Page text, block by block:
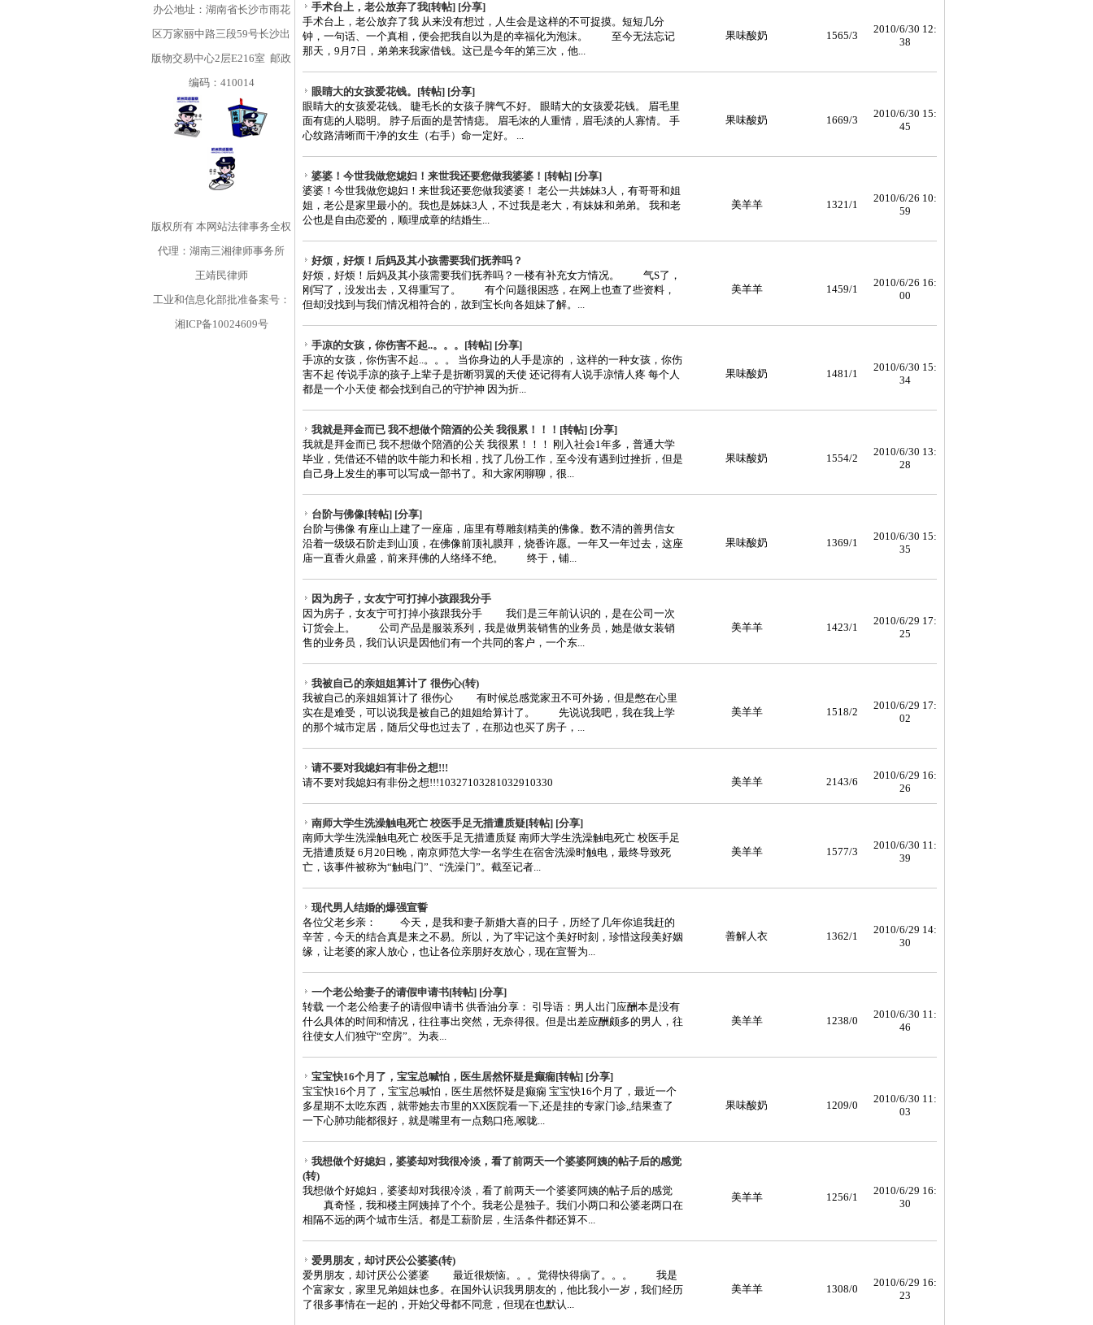
手术台上，老公放弃了我[转帖] [分享]
手术台上，老公放弃了我 从来没有想过，人生会是这样的不可捉摸。短短几分
钟，一句话、一个真相，便会把我自以为是的幸福化为泡沫。 至今无法忘记
那天，9月7日，弟弟来我家借钱。这已是今年的第三次，他...
果味酸奶 1565/3
2010/6/30 12:
38
眼睛大的女孩爱花钱。[转帖] [分享]
眼睛大的女孩爱花钱。 睫毛长的女孩子脾气不好。 眼睛大的女孩爱花钱。 眉毛里
面有痣的人聪明。 脖子后面的是苦情痣。 眉毛浓的人重情，眉毛淡的人寡情。 手
心纹路清晰而干净的女生（右手）命一定好。 ...
果味酸奶 1669/3
2010/6/30 15:
45
婆婆！今世我做您媳妇！来世我还要您做我婆婆！[转帖] [分享]
婆婆！今世我做您媳妇！来世我还要您做我婆婆！ 老公一共姊妹3人，有哥哥和姐
姐，老公是家里最小的。我也是姊妹3人，不过我是老大，有妹妹和弟弟。 我和老
公也是自由恋爱的，顺理成章的结婚生...
美羊羊 1321/1
2010/6/26 10:
59
好烦，好烦！后妈及其小孩需要我们抚养吗？
好烦，好烦！后妈及其小孩需要我们抚养吗？一楼有补充女方情况。 气S了，
刚写了，没发出去，又得重写了。 有个问题很困惑，在网上也查了些资料，
但却没找到与我们情况相符合的，故到宝长向各姐妹了解。...
美羊羊 1459/1
2010/6/26 16:
00
手凉的女孩，你伤害不起..。。。[转帖] [分享]
手凉的女孩，你伤害不起..。。。 当你身边的人手是凉的 ，这样的一种女孩，你伤
害不起 传说手凉的孩子上辈子是折断羽翼的天使 还记得有人说手凉情人疼 每个人
都是一个小天使 都会找到自己的守护神 因为折...
果味酸奶 1481/1
2010/6/30 15:
34
我就是拜金而已 我不想做个陪酒的公关 我很累！！！[转帖] [分享]
我就是拜金而已 我不想做个陪酒的公关 我很累！！！ 刚入社会1年多，普通大学
毕业，凭借还不错的吹牛能力和长相，找了几份工作，至今没有遇到过挫折，但是
自己身上发生的事可以写成一部书了。和大家闲聊聊，很...
果味酸奶 1554/2
2010/6/30 13:
28
台阶与佛像[转帖] [分享]
台阶与佛像 有座山上建了一座庙，庙里有尊雕刻精美的佛像。数不清的善男信女
沿着一级级石阶走到山顶，在佛像前顶礼膜拜，烧香许愿。一年又一年过去，这座
庙一直香火鼎盛，前来拜佛的人络绎不绝。 终于，铺...
果味酸奶 1369/1
2010/6/30 15:
35
因为房子，女友宁可打掉小孩跟我分手
因为房子，女友宁可打掉小孩跟我分手 我们是三年前认识的，是在公司一次
订货会上。 公司产品是服装系列，我是做男装销售的业务员，她是做女装销
售的业务员，我们认识是因他们有一个共同的客户，一个东...
美羊羊 1423/1
2010/6/29 17:
25
我被自己的亲姐姐算计了 很伤心(转)
我被自己的亲姐姐算计了 很伤心 有时候总感觉家丑不可外扬，但是憋在心里
实在是难受，可以说我是被自己的姐姐给算计了。 先说说我吧，我在我上学
的那个城市定居，随后父母也过去了，在那边也买了房子，...
美羊羊 1518/2
2010/6/29 17:
02
请不要对我媳妇有非份之想!!!
请不要对我媳妇有非份之想!!!10327103281032910330
美羊羊 2143/6
2010/6/29 16:
26
南师大学生洗澡触电死亡 校医手足无措遭质疑[转帖] [分享]
南师大学生洗澡触电死亡 校医手足无措遭质疑 南师大学生洗澡触电死亡 校医手足
无措遭质疑 6月20日晚，南京师范大学一名学生在宿舍洗澡时触电，最终导致死
亡，该事件被称为“触电门”、“洗澡门”。截至记者...
美羊羊 1577/3
2010/6/30 11:
39
现代男人结婚的爆强宣誓
各位父老乡亲： 今天，是我和妻子新婚大喜的日子，历经了几年你追我赶的
辛苦，今天的结合真是来之不易。所以，为了牢记这个美好时刻，珍惜这段美好姻
缘，让老婆的家人放心，也让各位亲朋好友放心，现在宣誓为...
善解人衣 1362/1
2010/6/29 14:
30
一个老公给妻子的请假申请书[转帖] [分享]
转载 一个老公给妻子的请假申请书 供香油分享： 引导语：男人出门应酬本是没有
什么具体的时间和情况，往往事出突然，无奈得很。但是出差应酬颇多的男人，往
往使女人们独守“空房”。为表...
美羊羊 1238/0
2010/6/30 11:
46
宝宝快16个月了，宝宝总喊怕，医生居然怀疑是癫痫[转帖] [分享]
宝宝快16个月了，宝宝总喊怕，医生居然怀疑是癫痫 宝宝快16个月了，最近一个
多星期不太吃东西，就带她去市里的XX医院看一下,还是挂的专家门诊,,结果查了
一下心肺功能都很好，就是嘴里有一点鹅口疮,喉咙...
果味酸奶 1209/0
2010/6/30 11:
03
我想做个好媳妇，婆婆却对我很冷淡，看了前两天一个婆婆阿姨的帖子后的感觉
(转)
我想做个好媳妇，婆婆却对我很冷淡，看了前两天一个婆婆阿姨的帖子后的感觉
真奇怪，我和楼主阿姨掉了个个。我老公是独子。我们小两口和公婆老两口在
相隔不远的两个城市生活。都是工薪阶层，生活条件都还算不...
美羊羊 1256/1
2010/6/29 16:
30
爱男朋友，却讨厌公公婆婆(转)
爱男朋友，却讨厌公公婆婆 最近很烦恼。。。觉得快得病了。。。 我是
个富家女，家里兄弟姐妹也多。在国外认识我男朋友的，他比我小一岁，我们经历
了很多事情在一起的，开始父母都不同意，但现在也默认...
美羊羊 1308/0
2010/6/29 16:
23
办公地址：湖南省长沙市雨花
区万家丽中路三段59号长沙出
版物交易中心2层E216室 邮政
编码：410014
版权所有 本网站法律事务全权
代理：湖南三湘律师事务所
王靖民律师
工业和信息化部批准备案号：
湘ICP备10024609号